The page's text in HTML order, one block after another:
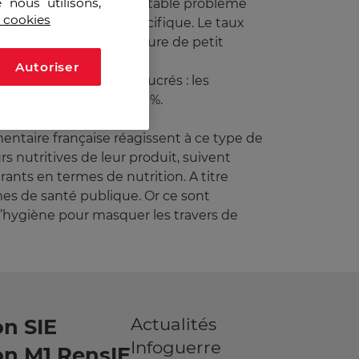
confrontée à un véritable problème
grosse des îles du Pacifique. Le taux
Le Koweït fait figure de petit
les produits gras et sucrés : les
dépasser les 30%.
de l’obésité. »
française réagissent à ce type de
nutritives de leur produit, suivent
en termes de nutrition. A titre
de santé publique. Or ce sont
pour masquer les travers de
SIE
Actualités
Infoguerre
Autoriser